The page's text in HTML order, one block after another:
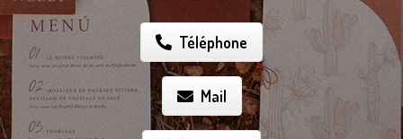
Téléphone
Mail